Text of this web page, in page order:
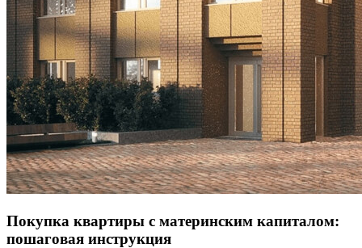
Покупка квартиры с материнским капиталом:
пошаговая инструкция